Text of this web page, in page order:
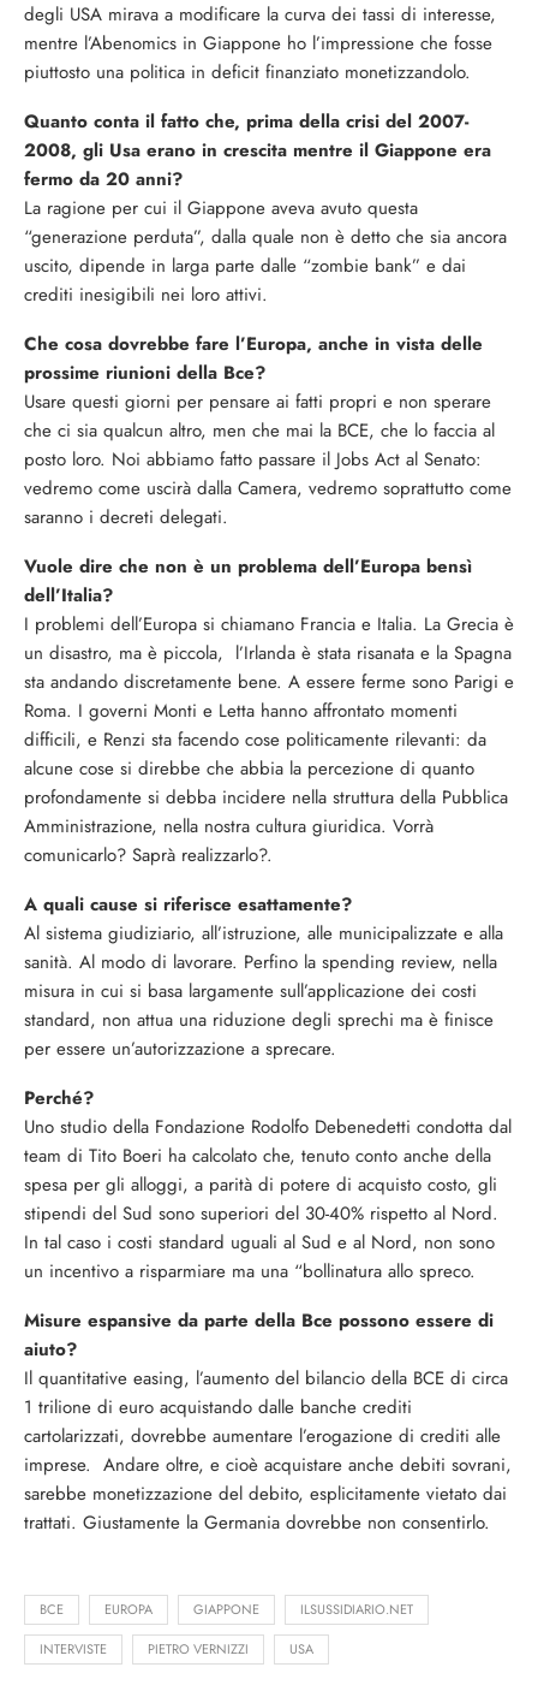
degli USA mirava a modificare la curva dei tassi di interesse,
mentre l’Abenomics in Giappone ho l’impressione che fosse
piuttosto una politica in deficit finanziato monetizzandolo.
Quanto conta il fatto che, prima della crisi del 2007-
2008, gli Usa erano in crescita mentre il Giappone era
fermo da 20 anni?
La ragione per cui il Giappone aveva avuto questa
“generazione perduta”, dalla quale non è detto che sia ancora
uscito, dipende in larga parte dalle “zombie bank” e dai
crediti inesigibili nei loro attivi.
Che cosa dovrebbe fare l’Europa, anche in vista delle
prossime riunioni della Bce?
Usare questi giorni per pensare ai fatti propri e non sperare
che ci sia qualcun altro, men che mai la BCE, che lo faccia al
posto loro. Noi abbiamo fatto passare il Jobs Act al Senato:
vedremo come uscirà dalla Camera, vedremo soprattutto come
saranno i decreti delegati.
Vuole dire che non è un problema dell’Europa bensì
dell’Italia?
I problemi dell’Europa si chiamano Francia e Italia. La Grecia è
un disastro, ma è piccola, l’Irlanda è stata risanata e la Spagna
sta andando discretamente bene. A essere ferme sono Parigi e
Roma. I governi Monti e Letta hanno affrontato momenti
difficili, e Renzi sta facendo cose politicamente rilevanti: da
alcune cose si direbbe che abbia la percezione di quanto
profondamente si debba incidere nella struttura della Pubblica
Amministrazione, nella nostra cultura giuridica. Vorrà
comunicarlo? Saprà realizzarlo?.
A quali cause si riferisce esattamente?
Al sistema giudiziario, all’istruzione, alle municipalizzate e alla
sanità. Al modo di lavorare. Perfino la spending review, nella
misura in cui si basa largamente sull’applicazione dei costi
standard, non attua una riduzione degli sprechi ma è finisce
per essere un’autorizzazione a sprecare.
Perché?
Uno studio della Fondazione Rodolfo Debenedetti condotta dal
team di Tito Boeri ha calcolato che, tenuto conto anche della
spesa per gli alloggi, a parità di potere di acquisto costo, gli
stipendi del Sud sono superiori del 30-40% rispetto al Nord.
In tal caso i costi standard uguali al Sud e al Nord, non sono
un incentivo a risparmiare ma una “bollinatura allo spreco.
Misure espansive da parte della Bce possono essere di
aiuto?
Il quantitative easing, l’aumento del bilancio della BCE di circa
1 trilione di euro acquistando dalle banche crediti
cartolarizzati, dovrebbe aumentare l’erogazione di crediti alle
imprese. Andare oltre, e cioè acquistare anche debiti sovrani,
sarebbe monetizzazione del debito, esplicitamente vietato dai
trattati. Giustamente la Germania dovrebbe non consentirlo.
BCE EUROPA GIAPPONE ILSUSSIDIARIO.NET
INTERVISTE PIETRO VERNIZZI USA